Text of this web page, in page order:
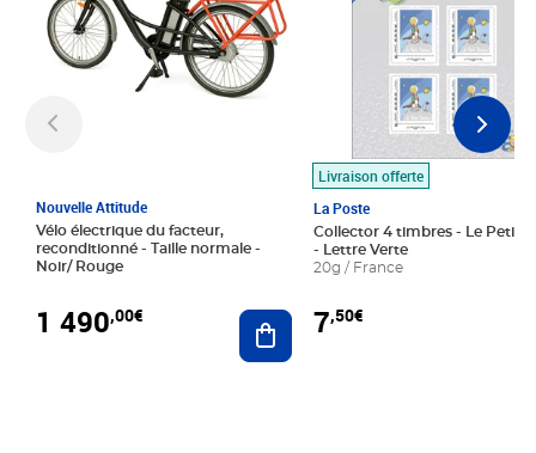
Nouvelle Attitude
Vélo électrique du facteur,
reconditionné - Taille normale -
Noir/ Rouge
1 490,00€ Ajouter au panier
Livraison offerte
La Poste
Collector 4 timbres - Le Petit
- Lettre Verte
20g / France
7,50€